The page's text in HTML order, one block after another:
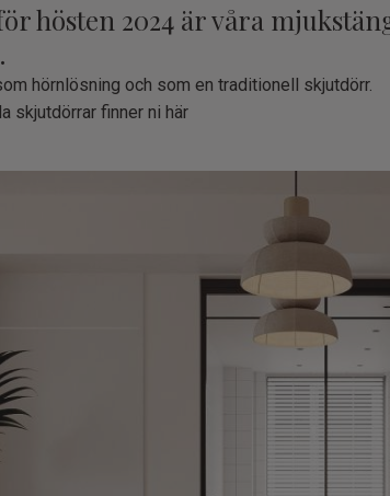
hösten 2024 är våra
hörnlösning och som en traditionell skjutdörr.
skjutdörrar finner ni här